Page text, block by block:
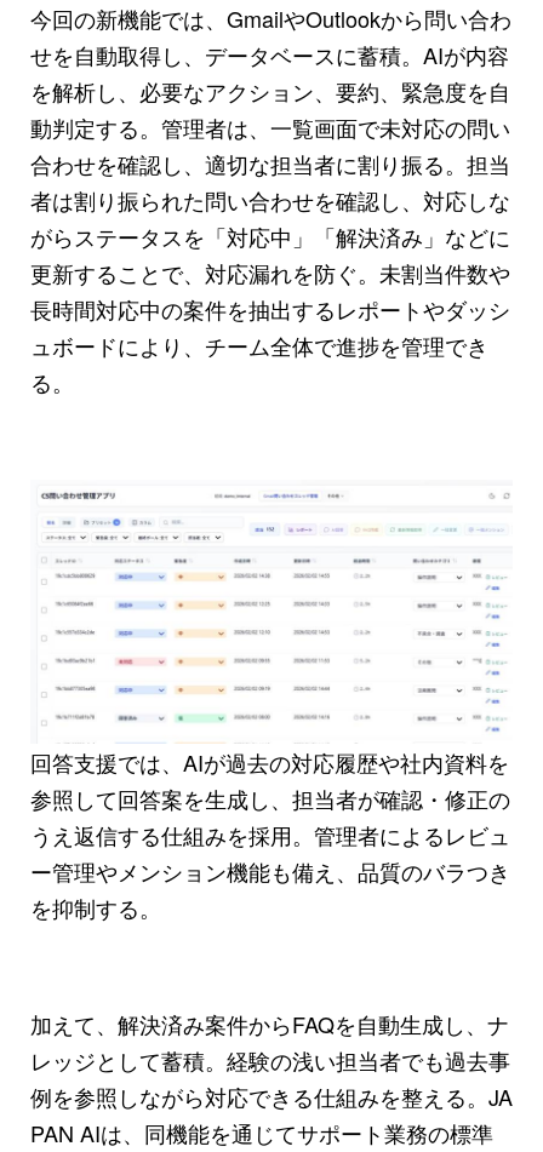
今回の新機能では、GmailやOutlookから問い合わ
せを自動取得し、データベースに蓄積。AIが内容
を解析し、必要なアクション、要約、緊急度を自
動判定する。管理者は、一覧画面で未対応の問い
合わせを確認し、適切な担当者に割り振る。担当
者は割り振られた問い合わせを確認し、対応しな
がらステータスを「対応中」「解決済み」などに
更新することで、対応漏れを防ぐ。未割当件数や
長時間対応中の案件を抽出するレポートやダッシ
ュボードにより、チーム全体で進捗を管理でき
る。
回答支援では、AIが過去の対応履歴や社内資料を
参照して回答案を生成し、担当者が確認・修正の
うえ返信する仕組みを採用。管理者によるレビュ
ー管理やメンション機能も備え、品質のバラつき
を抑制する。
加えて、解決済み案件からFAQを自動生成し、ナ
レッジとして蓄積。経験の浅い担当者でも過去事
例を参照しながら対応できる仕組みを整える。JA
PAN AIは、同機能を通じてサポート業務の標準